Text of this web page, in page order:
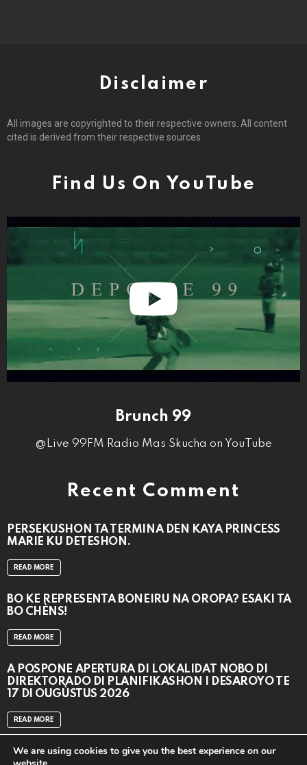
Disclaimer
All images are copyrighted to their respective owners. All content
cited is derived from their respective sources.
Find Us On YouTube
Brunch 99
@Live 99FM Radio Mas Skucha on YouTube
Recent Comment
PERSEKUSHON TA TERMINA DEN KAYA PRINCESS
MARIE KU DETESHON.
READ MORE
BO KE REPRESENTÁ BONEIRU NA OROPA? ESAKI TA
BO CHÈNS!
READ MORE
A POSPONÉ APERTURA DI LOKALIDAT NOBO DI
DIREKTORADO DI PLANIFIKASHON I DESAROYO TE
17 DI OUGÙSTUS 2026
READ MORE
We are using cookies to give you the best experience on our